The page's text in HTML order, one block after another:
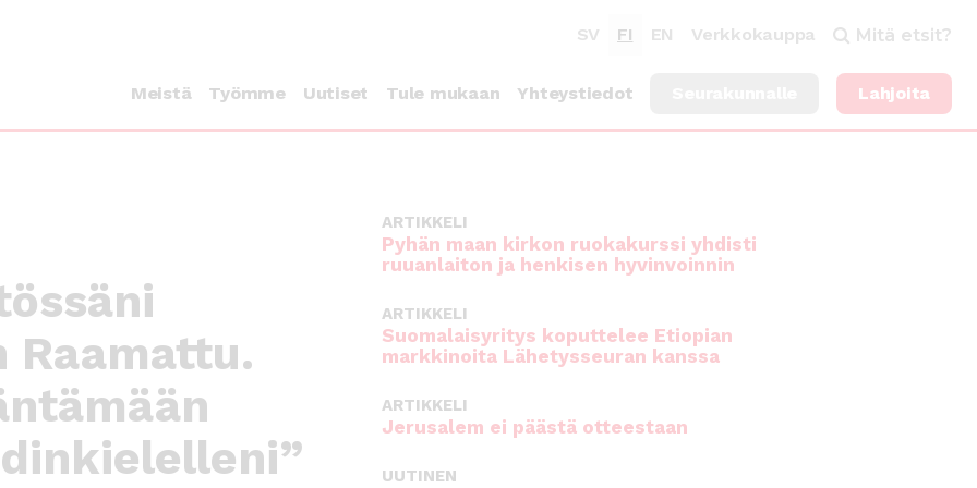
SV FI EN Verkkokauppa Mitä etsit?
Meistä Työmme Uutiset Tule mukaan Yhteystiedot Lahjoita
ARTIKKELI
Pyhän maan kirkon ruokakurssi yhdisti
ruuanlaiton ja henkisen hyvinvoinnin
ARTIKKELI
Suomalaisyritys koputtelee Etiopian
markkinoita Lähetysseuran kanssa
ARTIKKELI
Jerusalem ei päästä otteestaan
UUTINEN